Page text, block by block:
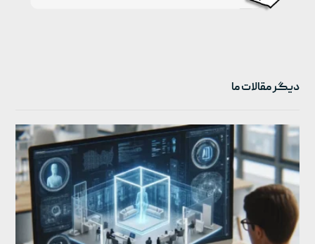
دیگر مقالات ما